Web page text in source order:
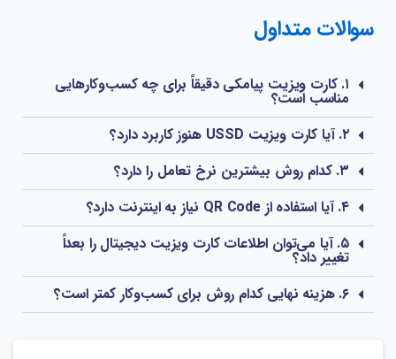
سوالات متداول
۱. کارت ویزیت پیامکی دقیقاً برای چه کسب‌وکارهایی
مناسب است؟
۲. آیا کارت ویزیت USSD هنوز کاربرد دارد؟
۳. کدام روش بیشترین نرخ تعامل را دارد؟
۴. آیا استفاده از QR Code نیاز به اینترنت دارد؟
۵. آیا می‌توان اطلاعات کارت ویزیت دیجیتال را بعداً
تغییر داد؟
۶. هزینه نهایی کدام روش برای کسب‌وکار کمتر است؟